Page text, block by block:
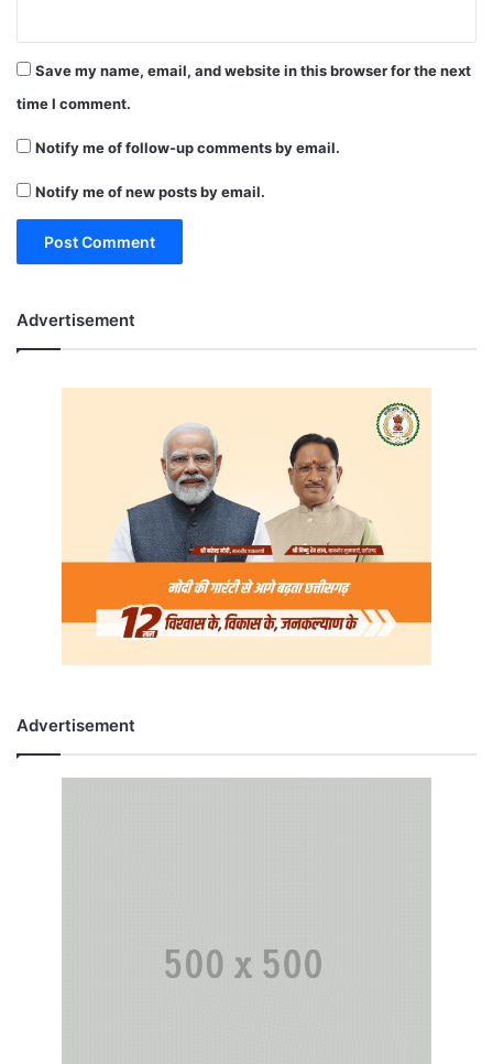
Save my name, email, and website in this browser for the next
time I comment.
Notify me of follow-up comments by email.
Notify me of new posts by email.
Advertisement
Advertisement